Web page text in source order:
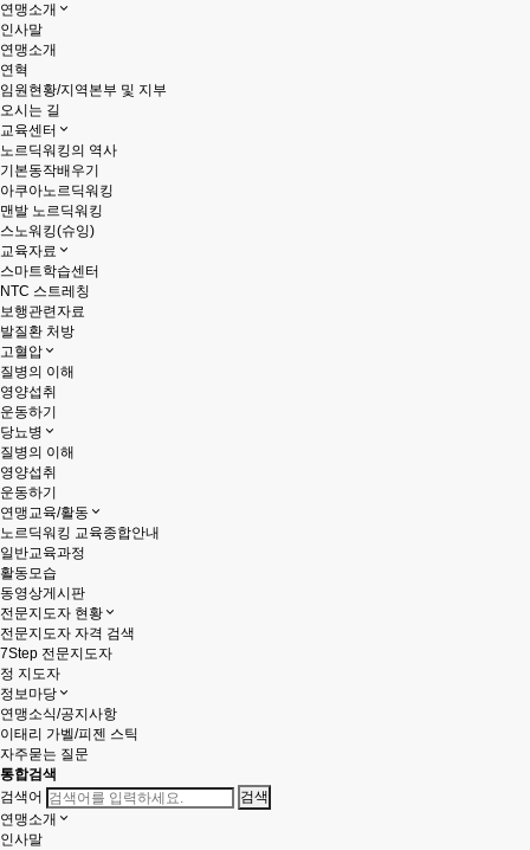
연맹소개
인사말
연맹소개
연혁
임원현황/지역본부 및 지부
오시는 길
교육센터
노르딕워킹의 역사
기본동작배우기
아쿠아노르딕워킹
맨발 노르딕워킹
스노워킹(슈잉)
교육자료
스마트학습센터
NTC 스트레칭
보행관련자료
발질환 처방
고혈압
질병의 이해
영양섭취
운동하기
당뇨병
질병의 이해
영양섭취
운동하기
연맹교육/활동
노르딕워킹 교육종합안내
일반교육과정
활동모습
동영상게시판
전문지도자 현황
전문지도자 자격 검색
7Step 전문지도자
정 지도자
정보마당
연맹소식/공지사항
이태리 가벨/피젠 스틱
자주묻는 질문
통합검색
검색어
연맹소개
인사말